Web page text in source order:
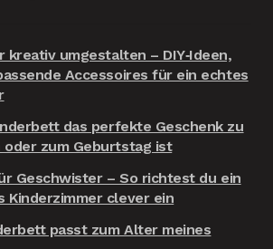
kreativ umgestalten – DIY‑Ideen,
Accessoires für ein echtes
das perfekte Geschenk zu
oder zum Geburtstag ist
Geschwister – So richtest du ein
Kinderzimmer clever ein
passt zum Alter meines